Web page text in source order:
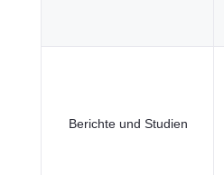
Berichte und Studien